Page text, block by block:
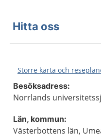
Hitta oss
Större karta och
Besöksadress:
Norrlands
Län, kommun:
Västerbottens län,